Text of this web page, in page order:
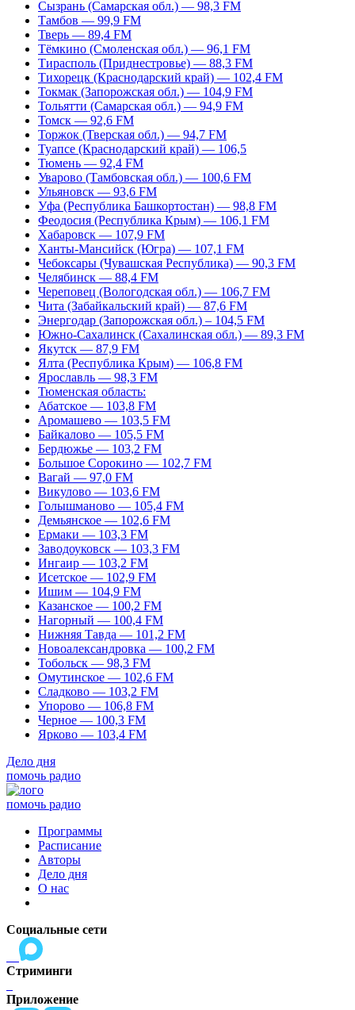
Сызрань (Самарская обл.) — 98,3 FM
Тамбов — 99,9 FM
Тверь — 89,4 FM
Тёмкино (Смоленская обл.) — 96,1 FM
Тирасполь (Приднестровье) — 88,3 FM
Тихорецк (Краснодарский край) — 102,4 FM
Токмак (Запорожская обл.) — 104,9 FM
Тольятти (Самарская обл.) — 94,9 FM
Томск — 92,6 FM
Торжок (Тверская обл.) — 94,7 FM
Туапсе (Краснодарский край) — 106,5
Тюмень — 92,4 FM
Уварово (Тамбовская обл.) — 100,6 FM
Ульяновск — 93,6 FM
Уфа (Республика Башкортостан) — 98,8 FM
Феодосия (Республика Крым) — 106,1 FM
Хабаровск — 107,9 FM
Ханты-Мансийск (Югра) — 107,1 FM
Чебоксары (Чувашская Республика) — 90,3 FM
Челябинск — 88,4 FM
Череповец (Вологодская обл.) — 106,7 FM
Чита (Забайкальский край) — 87,6 FM
Энергодар (Запорожская обл.) – 104,5 FM
Южно-Сахалинск (Сахалинская обл.) — 89,3 FM
Якутск — 87,9 FM
Ялта (Республика Крым) — 106,8 FM
Ярославль — 98,3 FM
Тюменская область:
Абатское — 103,8 FM
Аромашево — 103,5 FM
Байкалово — 105,5 FM
Бердюжье — 103,2 FM
Большое Сорокино — 102,7 FM
Вагай — 97,0 FM
Викулово — 103,6 FM
Голышманово — 105,4 FM
Демьянское — 102,6 FM
Ермаки — 103,3 FM
Заводоуковск — 103,3 FM
Ингаир — 103,2 FM
Исетское — 102,9 FM
Ишим — 104,9 FM
Казанское — 100,2 FM
Нагорный — 100,4 FM
Нижняя Тавда — 101,2 FM
Новоалександровка — 100,2 FM
Тобольск — 98,3 FM
Омутинское — 102,6 FM
Сладково — 103,2 FM
Упорово — 106,8 FM
Черное — 100,3 FM
Ярково — 103,4 FM
Дело дня
помочь радио
помочь радио
Программы
Расписание
Авторы
Дело дня
О нас
Социальные сети
Стриминги
Приложение